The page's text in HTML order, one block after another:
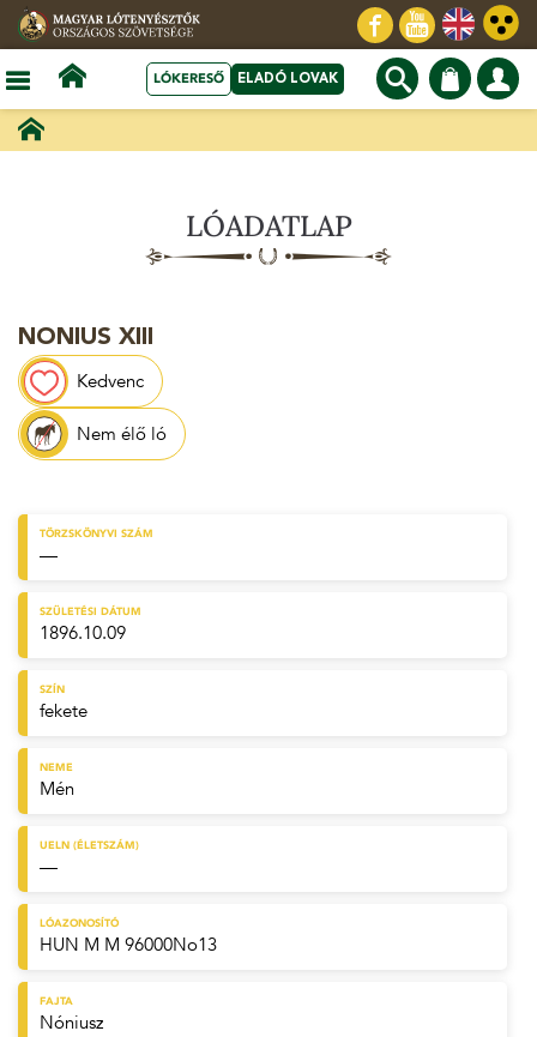
LÓKERESŐ ELADÓ LOVAK
LÓADATLAP
NONIUS XIII
Kedvenc
Nem élő ló
TÖRZSKÖNYVI SZÁM
—
SZÜLETÉSI DÁTUM
1896.10.09
SZÍN
fekete
NEME
Mén
UELN (ÉLETSZÁM)
—
LÓAZONOSÍTÓ
HUN M M 96000No13
FAJTA
Nóniusz